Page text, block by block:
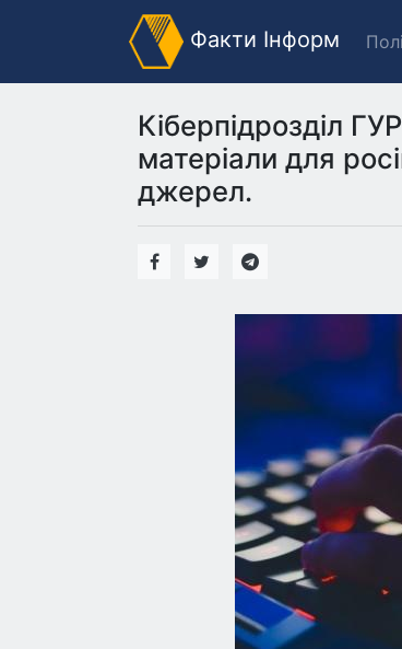
Факти Інформ
Кіберпідрозділ
матеріали для
джерел.